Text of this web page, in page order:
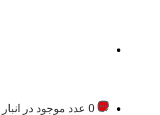
0 عدد موجود در انبار